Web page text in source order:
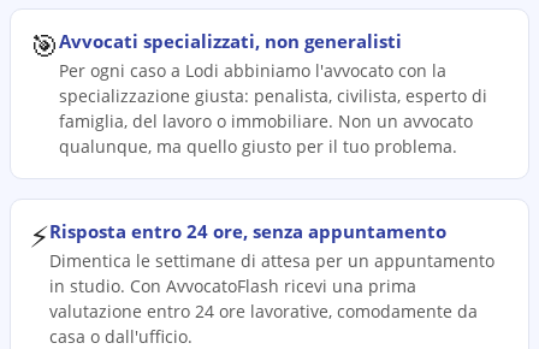
🎯Avvocati specializzati, non generalisti
Per ogni caso a Lodi abbiniamo l'avvocato con la
specializzazione giusta: penalista, civilista, esperto di
famiglia, del lavoro o immobiliare. Non un avvocato
qualunque, ma quello giusto per il tuo problema.
⚡Risposta entro 24 ore, senza appuntamento
Dimentica le settimane di attesa per un appuntamento
in studio. Con AvvocatoFlash ricevi una prima
valutazione entro 24 ore lavorative, comodamente da
casa o dall'ufficio.